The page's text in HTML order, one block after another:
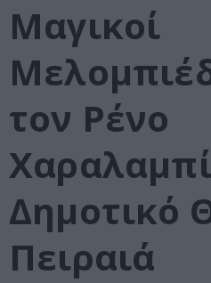
Μαγικοί
τον Ρένο
Δημοτικό
Πειραιά